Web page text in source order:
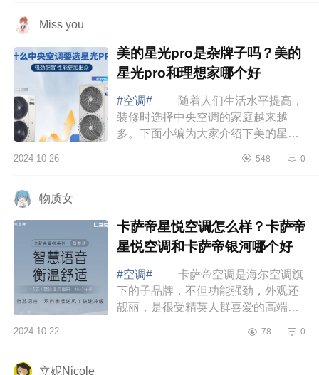
Miss you
美的星光pro是杂牌子吗？美的
星光pro和理想家哪个好
#空调#
随着人们生活水平提高，
装修时选择中央空调的家庭越来越
多。下面小编为大家介绍下美的星光
家哪个好 美的星光pro是杂牌子
2024-10-26 548 0
物质女
卡萨帝星悦空调怎么样？卡萨帝
星悦空调和卡萨帝银河哪个好
#空调#
卡萨帝空调是海尔空调旗
下的子品牌，不但功能强劲，外观还
靓丽，是很受精英人群喜爱的高端空
帝星悦空调怎么样？卡萨帝星悦空调
2024-10-22 78 0
立妮Nicole